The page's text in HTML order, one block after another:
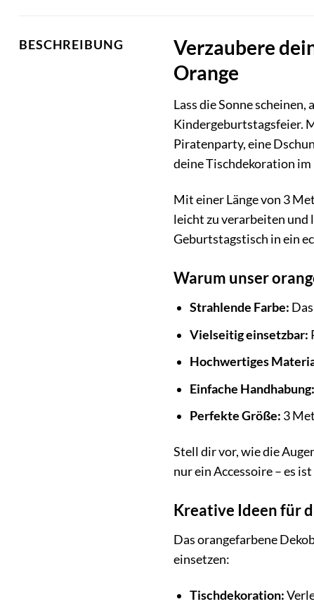
BESCHREIBUNG
Verzaubere
Orange
Lass die Sonne
Kindergeburtstagsfeier.
Piratenparty, eine
deine Tischdekoration
Mit einer Länge von 3
leicht zu verarbeiten und
Geburtstagstisch in ein
Warum unser
Strahlende Farbe:
Vielseitig einsetzbar:
Hochwertiges
Einfache Handhabung:
Perfekte Größe: 3
Stell dir vor, wie die
nur ein Accessoire – es
Kreative Ideen für
Das orangefarbene
einsetzen:
Tischdekoration: